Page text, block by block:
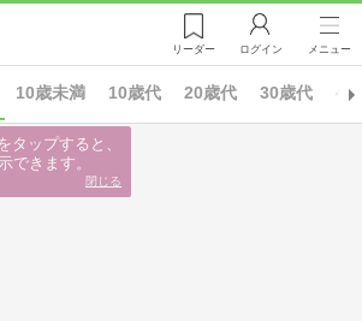
リーダー ログイン メニュー
10歳未満 10歳代 20歳代 30歳代 40